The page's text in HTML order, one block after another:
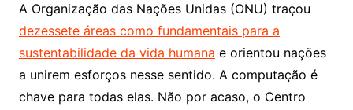
A Organização das Nações Unidas (ONU) traçou
dezessete áreas como fundamentais para a
sustentabilidade da vida humana e orientou nações
a unirem esforços nesse sentido. A computação é
chave para todas elas. Não por acaso, o Centro